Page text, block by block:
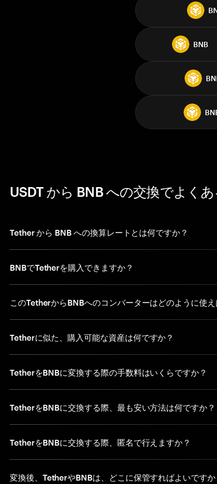
BNB
USDT から BNB への交換でよく
Tether から BNB への換算レートとは何ですか？
BNBでTetherを購入できますか？
このTetherからBNBへのコンバーターはどのように使
Tetherに似た、購入可能な資産は何ですか？
TetherをBNBに変換する際の手数料はいくらですか？
TetherをBNBに交換する際、最も安い方法は何ですか？
TetherをBNBに交換する際、匿名で行えますか？
変換後、TetherやBNBは、どこに保管すればよいです